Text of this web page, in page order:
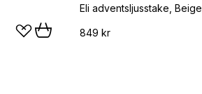
Eli adventsljusstake, Beige
849 kr